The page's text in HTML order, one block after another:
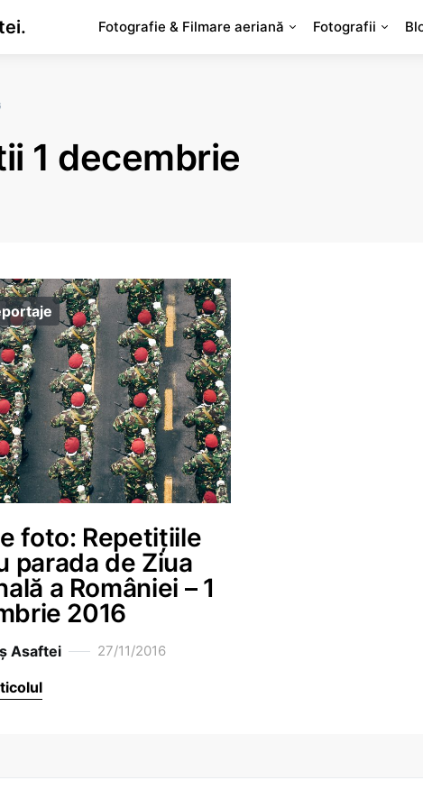
Fotografie & Filmare aeriană Fotografii
1 decembrie
foto: Repetițiile
parada de Ziua
a României – 1
2016
Asaftei 27/11/2016